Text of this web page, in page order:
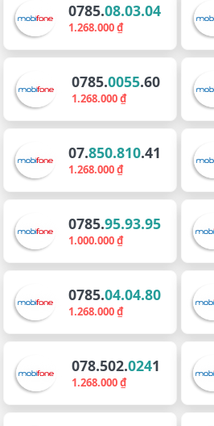
0785.08.03.04
1.268.000 ₫
0785.0055.60
1.268.000 ₫
07.850.810.41
1.268.000 ₫
0785.95.93.95
1.000.000 ₫
0785.04.04.80
1.268.000 ₫
078.502.0241
1.268.000 ₫